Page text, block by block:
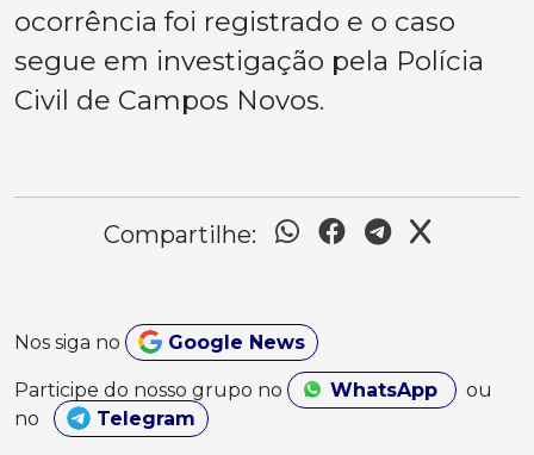
ocorrência foi registrado e o caso
segue em investigação pela Polícia
Civil de Campos Novos.
Compartilhe:
Nos siga no Google News
Participe do nosso grupo no WhatsApp
ou
no
Telegram